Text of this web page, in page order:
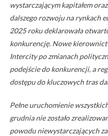
wystarczającym kapitałem
dalszego rozwoju na rynkach
2025 roku deklarowała
konkurencję. Nowe
Intercity po zmianach
podejście do konkurencji, a
dostępu do kluczowych tras
Pełne uruchomienie
grudnia nie zostało
powodu niewystarczających